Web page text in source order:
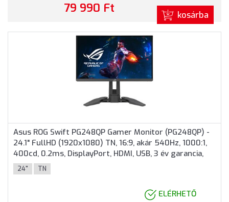
79 990 Ft kosárba
Asus ROG Swift PG248QP Gamer Monitor (PG248QP) -
24.1" FullHD (1920x1080) TN, 16:9, akár 540Hz, 1000:1,
400cd, 0.2ms, DisplayPort, HDMI, USB, 3 év garancia,
Fekete színben
24" TN
ELÉRHETŐ